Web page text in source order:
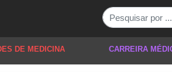
DE MEDICINA CARREIRA